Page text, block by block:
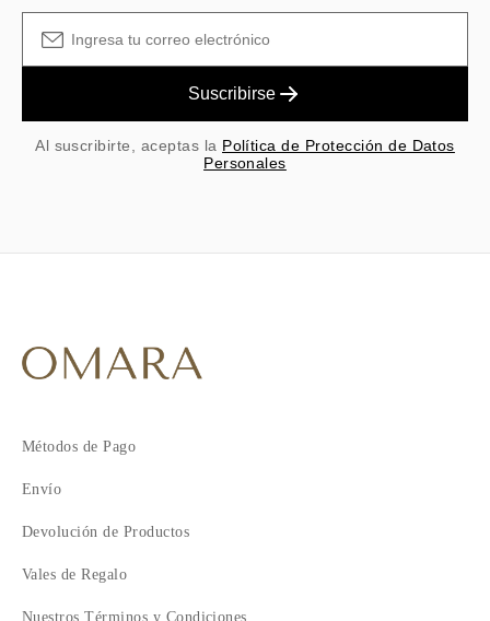
Suscribirse
Al suscribirte, aceptas la Política de Protección de Datos
Personales
Métodos de Pago
Envío
Devolución de Productos
Vales de Regalo
Nuestros Términos y Condiciones